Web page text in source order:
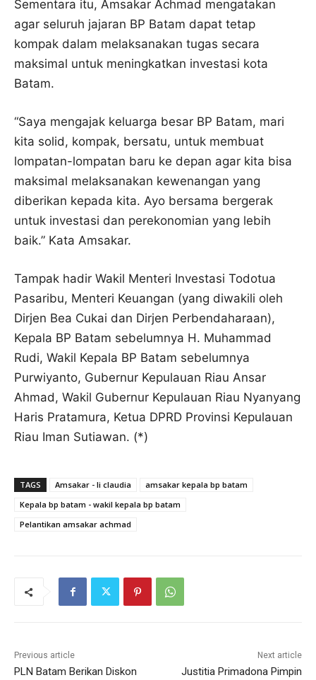
Sementara itu, Amsakar Achmad mengatakan
agar seluruh jajaran BP Batam dapat tetap
kompak dalam melaksanakan tugas secara
maksimal untuk meningkatkan investasi kota
Batam.
“Saya mengajak keluarga besar BP Batam, mari
kita solid, kompak, bersatu, untuk membuat
lompatan-lompatan baru ke depan agar kita bisa
maksimal melaksanakan kewenangan yang
diberikan kepada kita. Ayo bersama bergerak
untuk investasi dan perekonomian yang lebih
baik.” Kata Amsakar.
Tampak hadir Wakil Menteri Investasi Todotua
Pasaribu, Menteri Keuangan (yang diwakili oleh
Dirjen Bea Cukai dan Dirjen Perbendaharaan),
Kepala BP Batam sebelumnya H. Muhammad
Rudi, Wakil Kepala BP Batam sebelumnya
Purwiyanto, Gubernur Kepulauan Riau Ansar
Ahmad, Wakil Gubernur Kepulauan Riau Nyanyang
Haris Pratamura, Ketua DPRD Provinsi Kepulauan
Riau Iman Sutiawan. (*)
TAGS Amsakar - li claudia
amsakar kepala bp batam
Kepala bp batam - wakil kepala bp batam
Pelantikan amsakar achmad
Previous article
PLN Batam Berikan Diskon
Next article
Justitia Primadona Pimpin